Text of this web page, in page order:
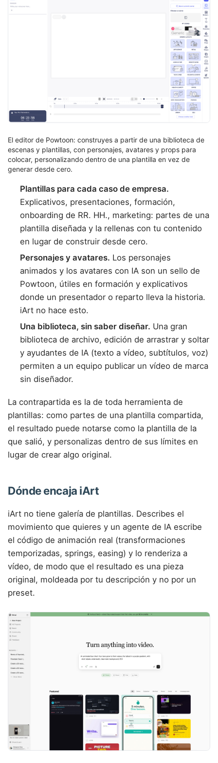
El editor de Powtoon: construyes a partir de una biblioteca de
escenas y plantillas, con personajes, avatares y props para
colocar, personalizando dentro de una plantilla en vez de
generar desde cero.
Plantillas para cada caso de empresa.
Explicativos, presentaciones, formación,
onboarding de RR. HH., marketing: partes de una
plantilla diseñada y la rellenas con tu contenido
en lugar de construir desde cero.
Personajes y avatares. Los personajes
animados y los avatares con IA son un sello de
Powtoon, útiles en formación y explicativos
donde un presentador o reparto lleva la historia.
iArt no hace esto.
Una biblioteca, sin saber diseñar. Una gran
biblioteca de archivo, edición de arrastrar y soltar
y ayudantes de IA (texto a vídeo, subtítulos, voz)
permiten a un equipo publicar un vídeo de marca
sin diseñador.
La contrapartida es la de toda herramienta de
plantillas: como partes de una plantilla compartida,
el resultado puede notarse como la plantilla de la
que salió, y personalizas dentro de sus límites en
lugar de crear algo original.
Dónde encaja iArt
iArt no tiene galería de plantillas. Describes el
movimiento que quieres y un agente de IA escribe
el código de animación real (transformaciones
temporizadas, springs, easing) y lo renderiza a
vídeo, de modo que el resultado es una pieza
original, moldeada por tu descripción y no por un
preset.